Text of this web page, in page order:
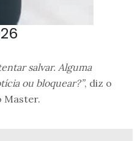
salvar. Alguma
ou bloquear?”, diz o
Master.